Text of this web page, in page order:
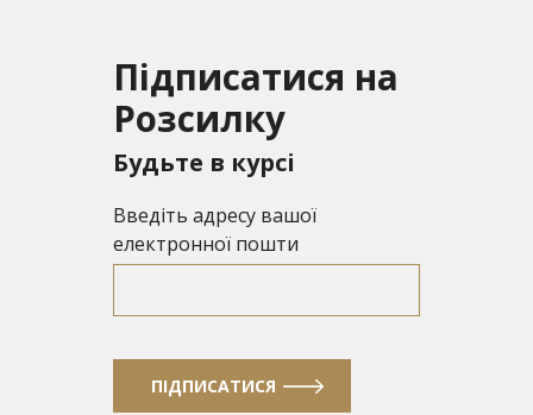
Підписатися на
Розсилку
Будьте в курсі
Введіть адресу вашої
електронної пошти
ПІДПИСАТИСЯ